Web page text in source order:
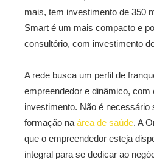
mais, tem investimento de 350
Smart é um mais compacto e
consultório, com investimento
A rede busca um perfil de
empreendedor e dinâmico, com
investimento. Não é necessário
formação na área de saúde. A
que o empreendedor esteja
integral para se dedicar ao